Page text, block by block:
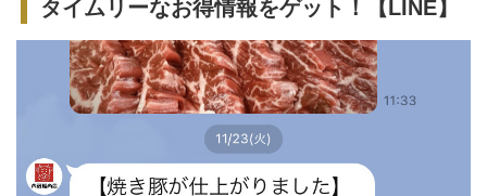
タイムリーなお得情報をゲット！【LINE】